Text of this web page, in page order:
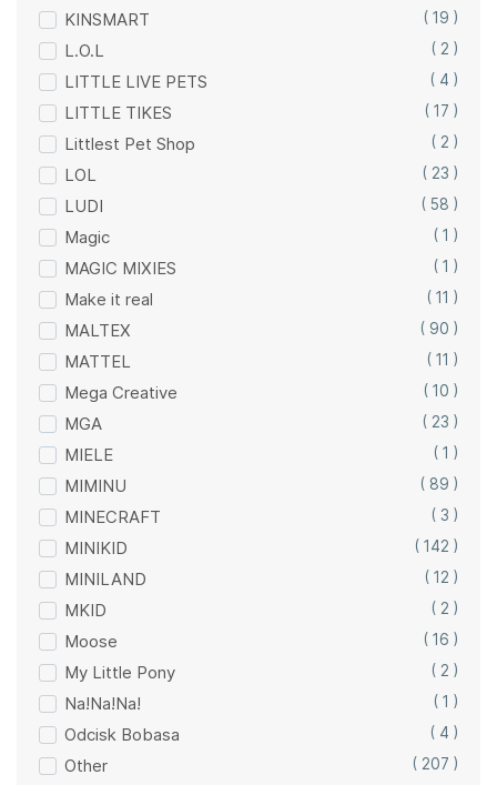
KINSMART ( 19 )
L.O.L ( 2 )
LITTLE LIVE PETS ( 4 )
LITTLE TIKES ( 17 )
Littlest Pet Shop ( 2 )
LOL ( 23 )
LUDI ( 58 )
Magic ( 1 )
MAGIC MIXIES ( 1 )
Make it real ( 11 )
MALTEX ( 90 )
MATTEL ( 11 )
Mega Creative ( 10 )
MGA ( 23 )
MIELE ( 1 )
MIMINU ( 89 )
MINECRAFT ( 3 )
MINIKID ( 142 )
MINILAND ( 12 )
MKID ( 2 )
Moose ( 16 )
My Little Pony ( 2 )
Na!Na!Na! ( 1 )
Odcisk Bobasa ( 4 )
Other ( 207 )